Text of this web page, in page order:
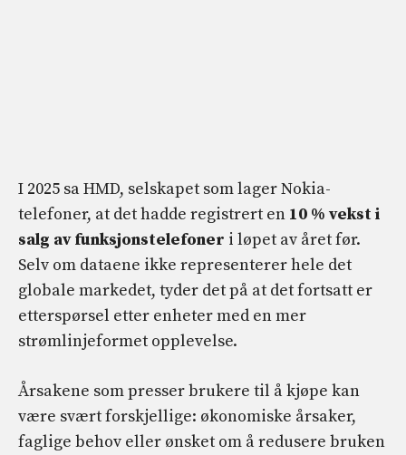
I 2025 sa HMD, selskapet som lager Nokia-
telefoner, at det hadde registrert en 10 % vekst i
salg av funksjonstelefoner i løpet av året før.
Selv om dataene ikke representerer hele det
globale markedet, tyder det på at det fortsatt er
etterspørsel etter enheter med en mer
strømlinjeformet opplevelse.
Årsakene som presser brukere til å kjøpe kan
være svært forskjellige: økonomiske årsaker,
faglige behov eller ønsket om å redusere bruken